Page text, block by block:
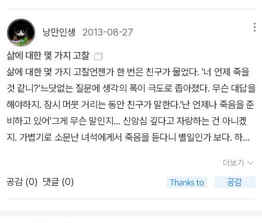
그리고 에드워드 사이드와 바렌보임의 대담집.하루끼 소설에서 음악
의 역할이야 너무나 잘 알려진 이야기이고. 음악을 얼마나 사랑하고,
시간을 할애하고 있는지 잘 보여주는 책. 꽤나 음악을 오래 공부하고
듣고 있지만 아직 연주가들과 연주의 차별성에 대해서까지 말할 내공
이 안되는 나로서는 그저 감탄할 뿐. 마침 이 책 읽는 중 '일년 한곡'의
선곡일과 딱 마주친 음악. 슈만 5중주. 하루 종일 이동하면서 여러 버
전으로 전곡을 들었던 것이 오래 기억에 남을 듯. 그리고 평행과 역
설... 바렌보임의 재발견. 에드워드 사이드는 문화이론 공부할 땐 많이
는 책이 인상적이었던 기억이 난다. 음악을 사회학적으로 분석하는
것에 대한 옹호와 변론... 어디에 꽂혀있으려나 조만간 다시 읽어보
자. 이 책은 읽은 책이라기 보다는 가지고 있다 정리한 책. 몇년 전인
낭만인생 2013-08-27
삶에 대한 몇 가지 고찰
삶에 대한 몇 가지 고찰언젠가 한 번은 친구가 물었다. '너 언제 죽을
것 같니?'느닷없는 질문에 생각의 폭이 극도로 좁아졌다. 무슨 대답을
해야하지. 잠시 머뭇 거리는 동안 친구가 말한다.'난 언제나 죽음을 준
비하고 있어'그게 무슨 말인지... 신앙심 깊다고 자랑하는 건 아니겠
지. 가볍기로 소문난 녀석에게서 죽음을 듣다니 별일인가 보다. 하여
그러다 문득 '나는 언제 죽지?'죽음을 턱하니 대면하니 삶의 의미가
붙잡으려는 욕구가 강하게 일어났다. 그렇구나. 삶은 언제나 진지한
것을. 다만 의미를 잃은 게으름 때문에 가치를 상실한다는 것을. 독서
더보기
공감 (0) 댓글 (0)